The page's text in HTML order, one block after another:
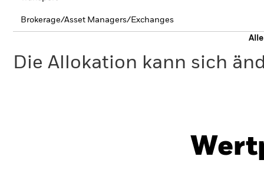
Brokerage/Asset Managers/Exchanges
Die Allokation kann sich